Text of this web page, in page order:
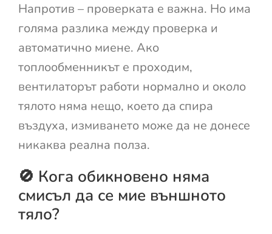
Напротив – проверката е важна. Но има
голяма разлика между проверка и
автоматично миене. Ако
топлообменникът е проходим,
вентилаторът работи нормално и около
тялото няма нещо, което да спира
въздуха, измиването може да не донесе
никаква реална полза.
🚫 Кога обикновено няма
смисъл да се мие външното
тяло?